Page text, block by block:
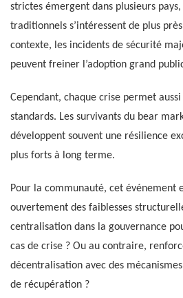
strictes émergent dans plusieurs
traditionnels s’intéressent de plus
contexte, les incidents de sécurité
peuvent freiner l’adoption grand
Cependant, chaque crise permet
standards. Les survivants du bear
développent souvent une résilience
plus forts à long terme.
Pour la communauté, cet événement
ouvertement des faiblesses
centralisation dans la gouvernance
cas de crise ? Ou au contraire,
décentralisation avec des
de récupération ?